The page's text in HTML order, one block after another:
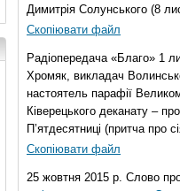
Димитрія Солунського (8
Скопіювати файл
Радіопередача «Благо» 1
Хромяк, викладач
настоятель парафії
Ківерецького деканату –
П’ятдесятниці (притча про
Скопіювати файл
25 жовтня 2015 р. Слово